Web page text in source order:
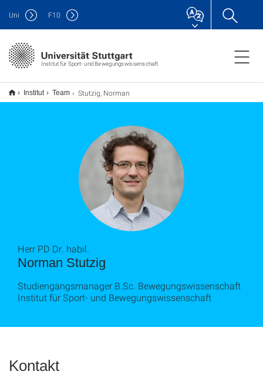
Institut für Sport- und Bewegungswissenschaft
Uni F10
Institut Team Stutzig, Norman
Norman Stutzig
Herr PD Dr. habil.
Studiengangsmanager B.Sc. Bewegungswissenschaft
Institut für Sport- und Bewegungswissenschaft
Kontakt